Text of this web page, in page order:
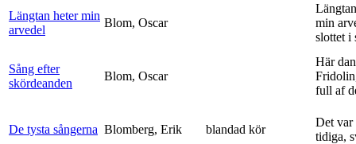
Längtan heter min
arvedel
Blom, Oscar
min
slottet i
Sång efter
skördeanden
Blom, Oscar
Här
full af
De tysta sångerna Blomberg, Erik blandad kör
Det var
tidiga,